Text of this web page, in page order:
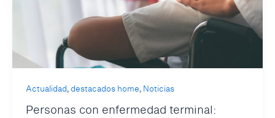
Actualidad,destacados home, Noticias
Personas con enfermedad terminal: